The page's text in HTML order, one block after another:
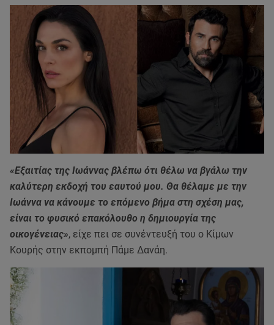
«Εξαιτίας της Ιωάννας βλέπω ότι θέλω να βγάλω την
καλύτερη εκδοχή του εαυτού μου. Θα θέλαμε με την
Ιωάννα να κάνουμε το επόμενο βήμα στη σχέση μας,
είναι το φυσικό επακόλουθο η δημιουργία της
οικογένειας», είχε πει σε συνέντευξή του ο Κίμων
Κουρής στην εκπομπή Πάμε Δανάη.